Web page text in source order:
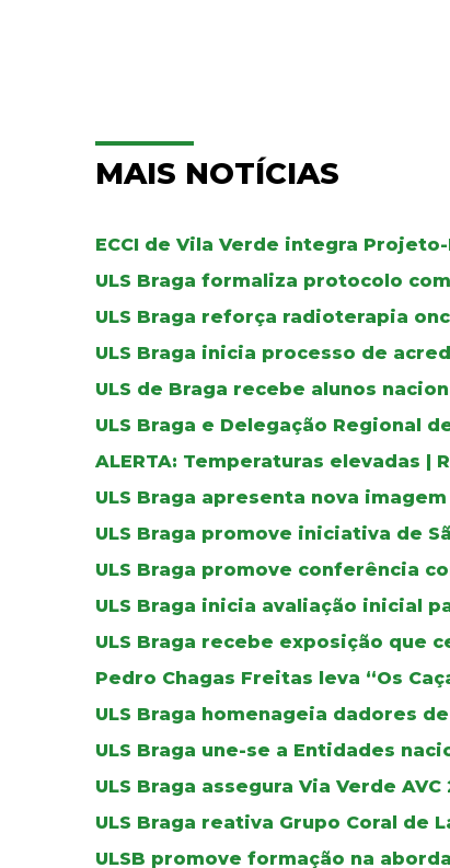
MAIS NOTÍCIAS
ECCI de Vila Verde integra
ULS Braga formaliza protocolo com
ULS Braga reforça radioterapia
ULS Braga inicia processo de
ULS de Braga recebe alunos
ULS Braga e Delegação Regional
ALERTA: Temperaturas elevadas |
ULS Braga apresenta nova
ULS Braga promove iniciativa de
ULS Braga promove conferência
ULS Braga inicia avaliação inicial
ULS Braga recebe exposição que
Pedro Chagas Freitas leva “Os
ULS Braga homenageia dadores
ULS Braga une-se a Entidades
ULS Braga assegura Via Verde
ULS Braga reativa Grupo Coral de
ULSB promove formação na